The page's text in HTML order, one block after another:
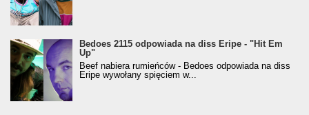
Bedoes 2115 odpowiada na diss Eripe - "Hit Em
Up"
Beef nabiera rumieńców - Bedoes odpowiada na diss
Eripe wywołany spięciem w...